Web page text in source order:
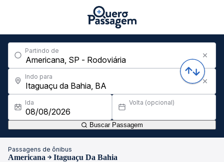
Partindo de
Indo para
Ida Volta (opcional)
Buscar Passagem
Passagens de ônibus
Americana Itaguaçu Da Bahia